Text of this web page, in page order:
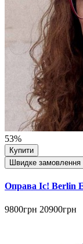
53%
Купити
Швидке замовлення
Оправа Ic! Berlin
9800грн 20900грн